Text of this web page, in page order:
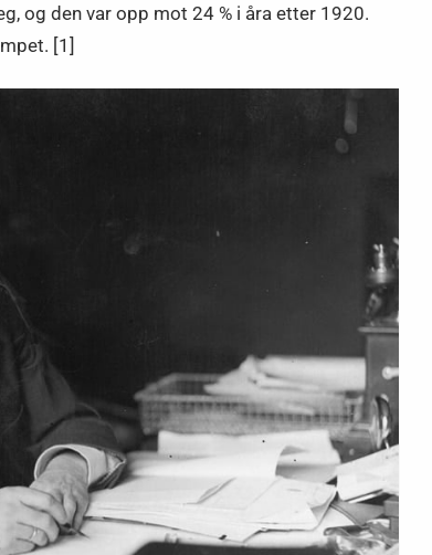
og den var opp mot 24 % i åra etter 1920.
[1]